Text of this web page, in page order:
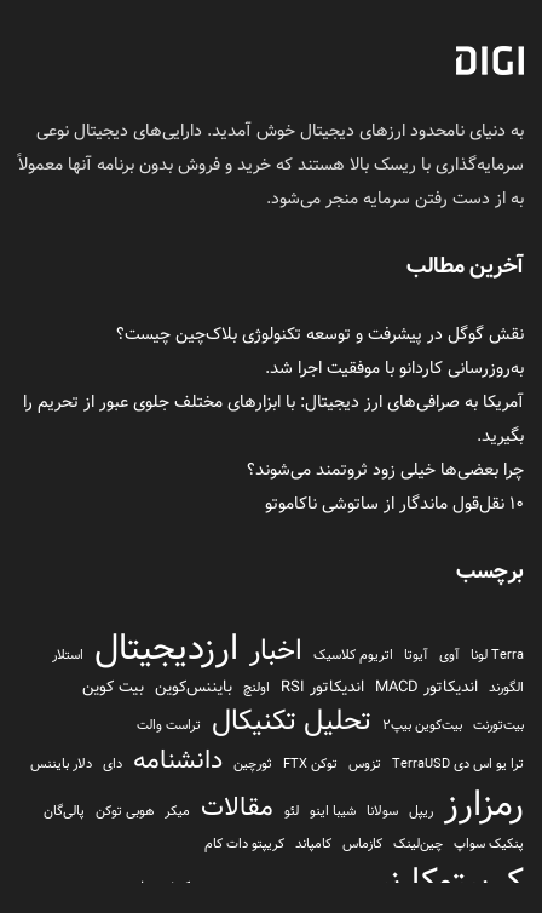
به دنیای نامحدود ارزهای دیجیتال خوش آمدید. دارایی‌های دیجیتال نوعی
سرمایه‌گذاری با ریسک بالا هستند که خرید و فروش بدون برنامه آنها معمولاً
به از دست رفتن سرمایه منجر می‌شود.
آخرین مطالب
نقش گوگل در پیشرفت و توسعه تکنولوژی بلاک‌چین چیست؟
به‌روزرسانی کاردانو با موفقیت اجرا شد.
آمریکا به صرافی‌های ارز دیجیتال: با ابزارهای مختلف جلوی عبور از تحریم را
بگیرید.
چرا بعضی‌ها خیلی زود ثروتمند می‌شوند؟
۱۰ نقل‌قول ماندگار از ساتوشی ناکاموتو
برچسب
Terra لونا آوی آیوتا اتریوم کلاسیک اخبار ارزدیجیتال
استلار
الگورند اندیکاتور MACD اندیکاتور RSI اولنچ بایننس‌کوین بیت کوین
بیت‌تورنت بیت‌کوین بیپ2 تحلیل تکنیکال
تراست والت
ترا یو اس دی TerraUSD
تزوس توکن FTX ثورچین دانشنامه دای دلار بایننس
رمزارز ریپل سولانا شیبا اینو لئو مقالات میکر هوبی توکن پالی‌گان
پنکیک سواپ چین‌لینک کازماس کامپاند کریپتو دات کام
کریپتوکارنسی کیف پول